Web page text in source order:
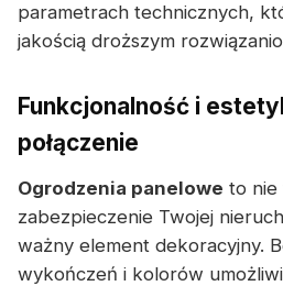
parametrach technicznych,
jakością droższym
Funkcjonalność i
połączenie
Ogrodzenia panelowe to nie
zabezpieczenie Twojej
ważny element dekoracyjny.
wykończeń i kolorów